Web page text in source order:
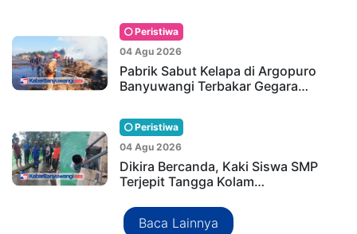
Peristiwa
04 Agu 2026
Pabrik Sabut Kelapa di Argopuro
Banyuwangi Terbakar Gegara…
Peristiwa
04 Agu 2026
Dikira Bercanda, Kaki Siswa SMP
Terjepit Tangga Kolam…
Baca Lainnya